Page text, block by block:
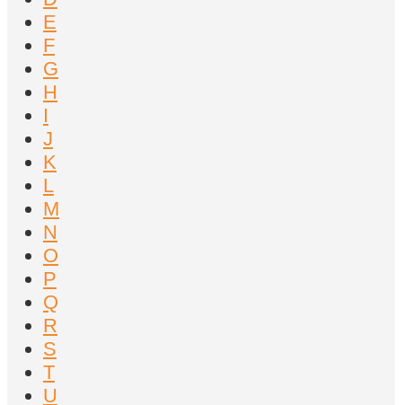
E
F
G
H
I
J
K
L
M
N
O
P
Q
R
S
T
U